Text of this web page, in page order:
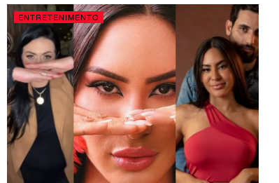
ENTRETENIMENTO